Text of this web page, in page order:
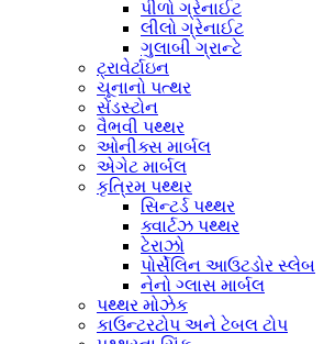
પીળો ગ્રેનાઈટ
લીલો ગ્રેનાઈટ
ગુલાબી ગ્રાન્ટે
ટ્રાવેર્ટાઇન
ચૂનાનો પત્થર
સેંડસ્ટોન
વૈભવી પથ્થર
ઓનીક્સ માર્બલ
એગેટ માર્બલ
કૃત્રિમ પથ્થર
સિન્ટર્ડ પથ્થર
ક્વાર્ટઝ પથ્થર
ટેરાઝો
પોર્સેલિન આઉટડોર સ્લેબ
નેનો ગ્લાસ માર્બલ
પથ્થર મોઝેક
કાઉન્ટરટોપ અને ટેબલ ટોપ